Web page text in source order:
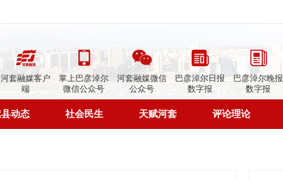
河套融媒客户
端
掌上巴彦淖尔
微信公众号
河套融媒微信
公众号
巴彦淖尔日报
数字报
巴彦淖尔晚报
数字报
动态 社会民生 天赋河套 评论理论